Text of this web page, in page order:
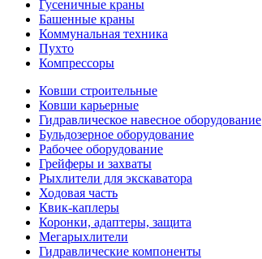
Гусеничные краны
Башенные краны
Коммунальная техника
Пухто
Компрессоры
Ковши строительные
Ковши карьерные
Гидравлическое навесное оборудование
Бульдозерное оборудование
Рабочее оборудование
Грейферы и захваты
Рыхлители для экскаватора
Ходовая часть
Квик-каплеры
Коронки, адаптеры, защита
Мегарыхлители
Гидравлические компоненты